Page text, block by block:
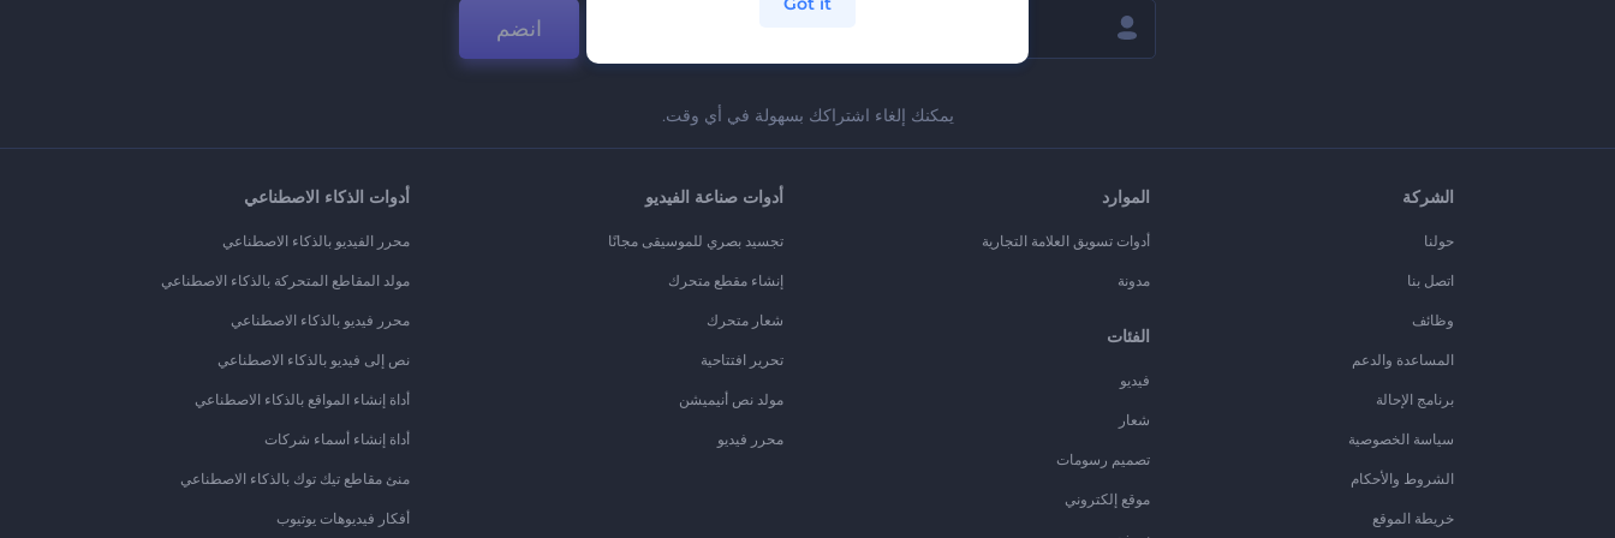
انضم
يمكنك إلغاء اشتراكك بسهولة في أي وقت.
الشركة
حولنا
اتصل بنا
وظائف
المساعدة والدعم
برنامج الإحالة
سياسة الخصوصية
الشروط والأحكام
خريطة الموقع
الموارد
أدوات تسويق العلامة التجارية
مدونة
الفئات
فيديو
شعار
تصميم رسومات
موقع إلكتروني
أدوات صناعة الفيديو
تجسيد بصري للموسيقى مجانًا
إنشاء مقطع متحرك
شعار متحرك
تحرير افتتاحية
مولد نص أنيميشن
محرر فيديو
أدوات الذكاء الاصطناعي
محرر الفيديو بالذكاء الاصطناعي
مولد المقاطع المتحركة بالذكاء الاصطناعي
محرر فيديو بالذكاء الاصطناعي
نص إلى فيديو بالذكاء الاصطناعي
أداة إنشاء المواقع بالذكاء الاصطناعي
أداة إنشاء أسماء شركات
منئ مقاطع تيك توك بالذكاء الاصطناعي
أفكار فيديوهات يوتيوب